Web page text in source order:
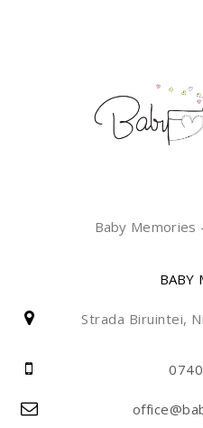
Baby Memories
BABY
Strada Biruintei,